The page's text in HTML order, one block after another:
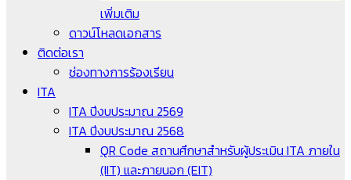
เพิ่มเติม
ดาวน์โหลดเอกสาร
ติดต่อเรา
ช่องทางการร้องเรียน
ITA
ITA ปีงบประมาณ 2569
ITA ปีงบประมาณ 2568
QR Code สถานศึกษาสำหรับผู้ประเมิน ITA ภายใน
(IIT) และภายนอก (EIT)